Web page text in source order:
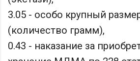
3.05 - особо крупный
(количество грамм),
0.43 - наказание за